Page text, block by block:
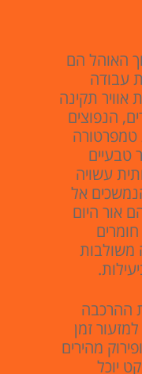
האוהל הם
עבודה
אוויר תקינה
הנפוצים
טמפרטורה
טבעיים
עשויה
אל
אור היום
משולבות
ההרכבה
זמן
מהירים
יוכל